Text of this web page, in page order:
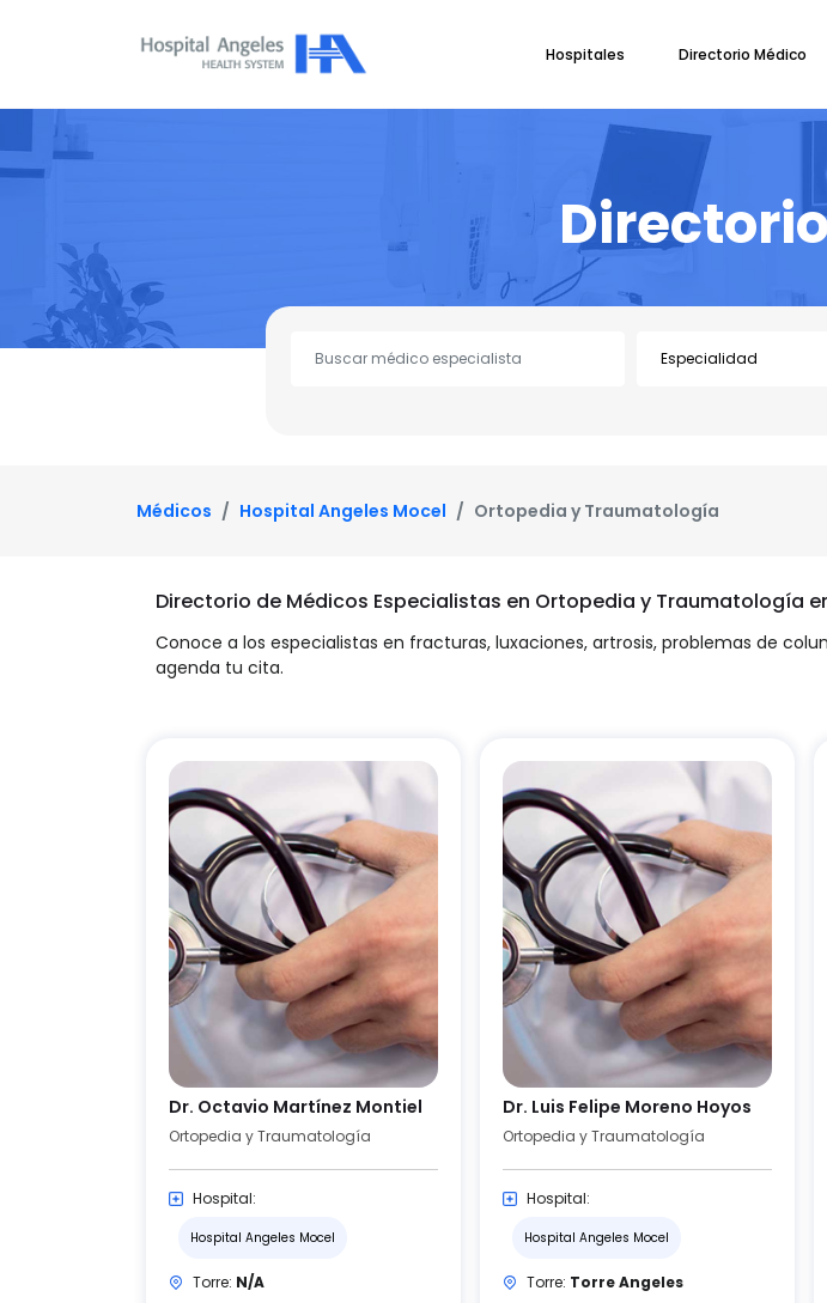
Hospitales Directorio Médico
Médicos Hospital Angeles Mocel Ortopedia y Traumatología
Directorio de Médicos Especialistas en Ortopedia y Traumatología
Conoce a los especialistas en fracturas, luxaciones, artrosis, problemas de
agenda tu cita.
Dr. Octavio Martínez Montiel
Ortopedia y Traumatología
Hospital:
Hospital Angeles Mocel
Torre: N/A
Dr. Luis Felipe Moreno Hoyos
Ortopedia y Traumatología
Hospital:
Hospital Angeles Mocel
Torre: Torre Angeles